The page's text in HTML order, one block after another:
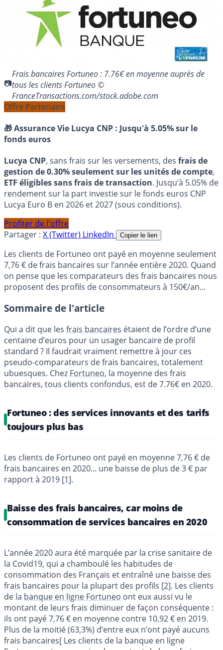
Frais bancaires Fortuneo : 7.76€ en moyenne auprès de
tous les clients Fortuneo ©
FranceTransactions.com/stock.adobe.com
Offre Partenaire
🎁 Assurance Vie Lucya CNP : Jusqu'à 5.05% sur le
fonds euros
Lucya CNP, sans frais sur les versements, des frais de
gestion de 0.30% seulement sur les unités de compte,
ETF éligibles sans frais de transaction. Jusqu’à 5.05% de
rendement sur la part investie sur le fonds euros CNP
Lucya Euro B en 2026 et 2027 (sous conditions).
Profiter de l'offre
Partager : X (Twitter) LinkedIn Copier le lien
Les clients de Fortuneo ont payé en moyenne seulement
7,76 € de frais bancaires sur l’année entière 2020. Quand
on pense que les comparateurs des frais bancaires nous
proposent des profils de consommateurs à 150€/an...
Sommaire de l'article
Qui a dit que les frais bancaires étaient de l’ordre d’une
centaine d’euros pour un usager bancaire de profil
standard ? Il faudrait vraiment remettre à jour ces
pseudo-comparateurs de frais bancaires, totalement
ubuesques. Chez Fortuneo, la moyenne des frais
bancaires, tous clients confondus, est de 7.76€ en 2020.
Fortuneo : des services innovants et des tarifs
toujours plus bas
Les clients de Fortuneo ont payé en moyenne 7,76 € de
frais bancaires en 2020... une baisse de plus de 3 € par
rapport à 2019 [1].
Baisse des frais bancaires, car moins de
consommation de services bancaires en 2020
L’année 2020 aura été marquée par la crise sanitaire de
la Covid19, qui a chamboulé les habitudes de
consommation des Français et entraîné une baisse des
frais bancaires pour la plupart des profils [2]. Les clients
de la banque en ligne Fortuneo ont eux aussi vu le
montant de leurs frais diminuer de façon conséquente :
ils ont payé 7,76 € en moyenne contre 10,92 € en 2019.
Plus de la moitié (63,3%) d’entre eux n’ont payé aucuns
frais bancaires[ Les clients de la banque en ligne